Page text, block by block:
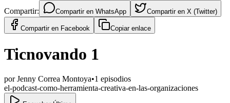
Compartir: Compartir en WhatsApp Compartir en X (Twitter)
Compartir en Facebook Copiar enlace
Ticnovando 1
porJenny Correa Montoya•1 episodios
el-podcast-como-herramienta-creativa-en-las-organizaciones